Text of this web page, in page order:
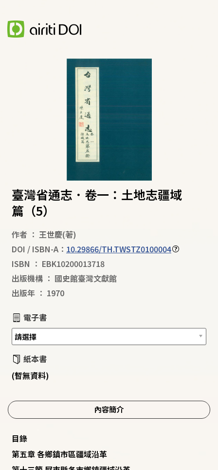
臺灣省通志．卷一：土地志疆域
篇（5）
作者 ： 王世慶(著)
DOI / ISBN-A： 10.29866/TH.TWSTZ0100004
ISBN ： EBK10200013718
出版機構 ： 國史館臺灣文獻館
出版年 ： 1970
電子書
紙本書
(暫無資料)
內容簡介
目錄
第五章 各鄉鎮市區疆域沿革